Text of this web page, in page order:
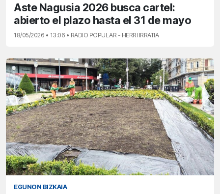
Aste Nagusia 2026 busca cartel:
abierto el plazo hasta el 31 de mayo
18/05/2026 • 13:06 • RADIO POPULAR - HERRI IRRATIA
EGUNON BIZKAIA